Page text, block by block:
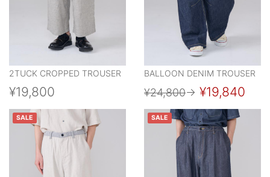
2TUCK CROPPED TROUSER
¥19,800
BALLOON DENIM TROUSER
¥24,800→ ¥19,840
SALE SALE